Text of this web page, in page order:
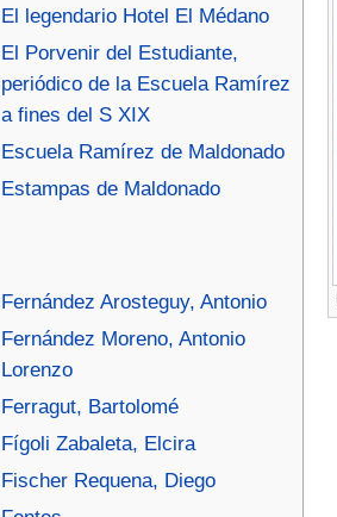
El legendario Hotel El Médano
El Porvenir del Estudiante,
periódico de la Escuela Ramírez
a fines del S XIX
Escuela Ramírez de Maldonado
Estampas de Maldonado
Fernández Arosteguy, Antonio
Fernández Moreno, Antonio
Lorenzo
Ferragut, Bartolomé
Fígoli Zabaleta, Elcira
Fischer Requena, Diego